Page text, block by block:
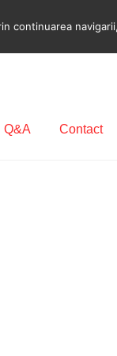
Q&A Contact
continuarea